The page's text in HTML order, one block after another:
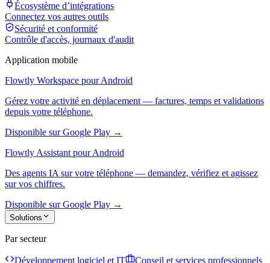
Écosystème d’intégrations
Connectez vos autres outils
Sécurité et conformité
Contrôle d'accès, journaux d'audit
Application mobile
Flowtly Workspace pour Android
Gérez votre activité en déplacement — factures, temps et validations
depuis votre téléphone.
Disponible sur Google Play →
Flowtly Assistant pour Android
Des agents IA sur votre téléphone — demandez, vérifiez et agissez
sur vos chiffres.
Disponible sur Google Play →
Solutions
Par secteur
Développement logiciel et IT
Conseil et services professionnels